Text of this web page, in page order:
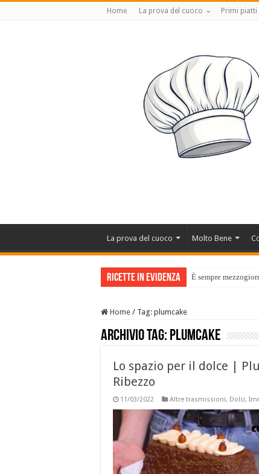
Home La prova del cuoco Primi piatti
La prova del cuoco Molto Bene
Ricette in evidenza È sempre
Home / Tag: plumcake
Archivio tag: plumcake
Lo spazio per il dolce |
Ribezzo
11/03/2022 Altre trasmissioni, Dolci,